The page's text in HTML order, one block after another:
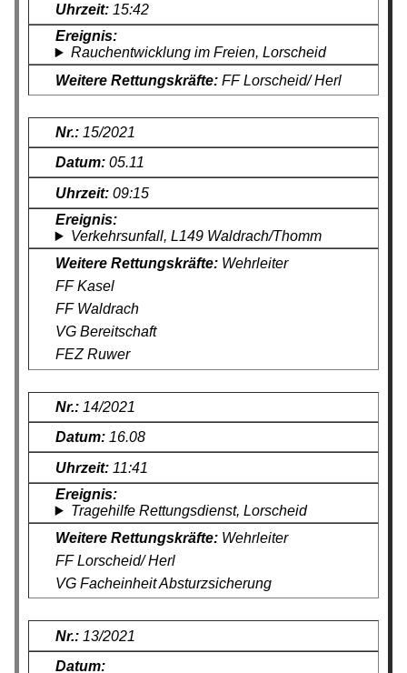
15:42
Rauchentwicklung im Freien, Lorscheid
FF Lorscheid/ Herl
15/2021
05.11
09:15
Verkehrsunfall, L149 Waldrach/Thomm
Wehrleiter
FF Kasel
FF Waldrach
VG Bereitschaft
FEZ Ruwer
14/2021
16.08
11:41
Tragehilfe Rettungsdienst, Lorscheid
Wehrleiter
FF Lorscheid/ Herl
VG Facheinheit Absturzsicherung
13/2021